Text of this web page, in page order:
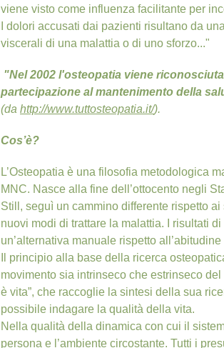
viene visto come influenza facilitante per
I dolori accusati dai pazienti risultano da
viscerali di una malattia o di uno sforzo..."
"Nel 2002 l'osteopatia viene
partecipazione al mantenimento della
(da http://www.tuttosteopatia.it/).
L’Osteopatia è una filosofia metodologica
MNC. Nasce alla fine dell’ottocento negli
Still, seguì un cammino differente rispetto
nuovi modi di trattare la malattia. I risultati
un’alternativa manuale rispetto
Il principio alla base della ricerca
movimento sia intrinseco che estrinseco
è vita”, che raccoglie la sintesi della sua
possibile indagare la qualità della vita.
Nella qualità della dinamica con cui il
persona e l’ambiente circostante. Tutti i